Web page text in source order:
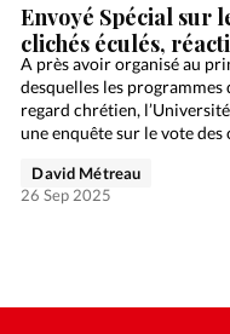
Envoyé Spécial sur
clichés éculés,
A près avoir organisé au
desquelles les programmes
regard chrétien,
une enquête sur le vote
David Métreau
26 Sep 2025